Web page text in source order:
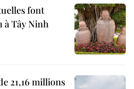
font
à Tây Ninh
21,16 millions